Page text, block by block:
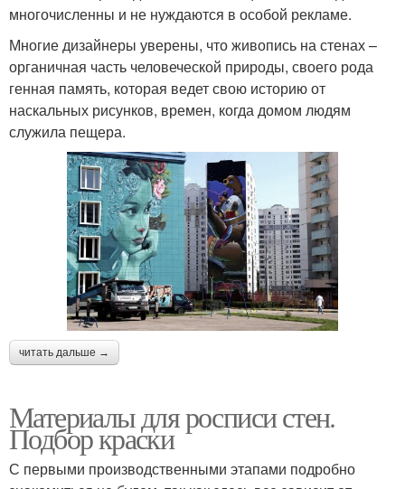
многочисленны и не нуждаются в особой рекламе.
Многие дизайнеры уверены, что живопись на стенах –
органичная часть человеческой природы, своего рода
генная память, которая ведет свою историю от
наскальных рисунков, времен, когда домом людям
служила пещера.
читать дальше →
Материалы для росписи стен.
Подбор краски
С первыми производственными этапами подробно